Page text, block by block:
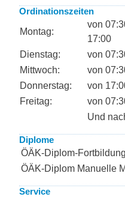
Ordinationszeiten
Montag:
von
17:00
Dienstag:
von
Mittwoch:
von
Donnerstag:
von
Freitag:
von
Und
Diplome
ÖÄK-Diplom-Fortbildung
ÖÄK-Diplom Manuelle
Service